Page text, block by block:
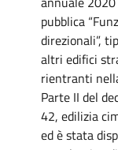
pubblica
direzionali”,
altri edifici
rientranti
Parte II del
42, edilizia
ed è stata